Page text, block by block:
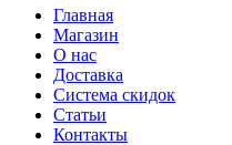
Главная
Магазин
О нас
Доставка
Система скидок
Статьи
Контакты